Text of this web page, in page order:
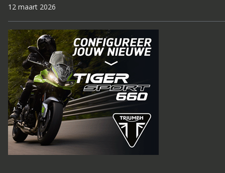
12 maart 2026